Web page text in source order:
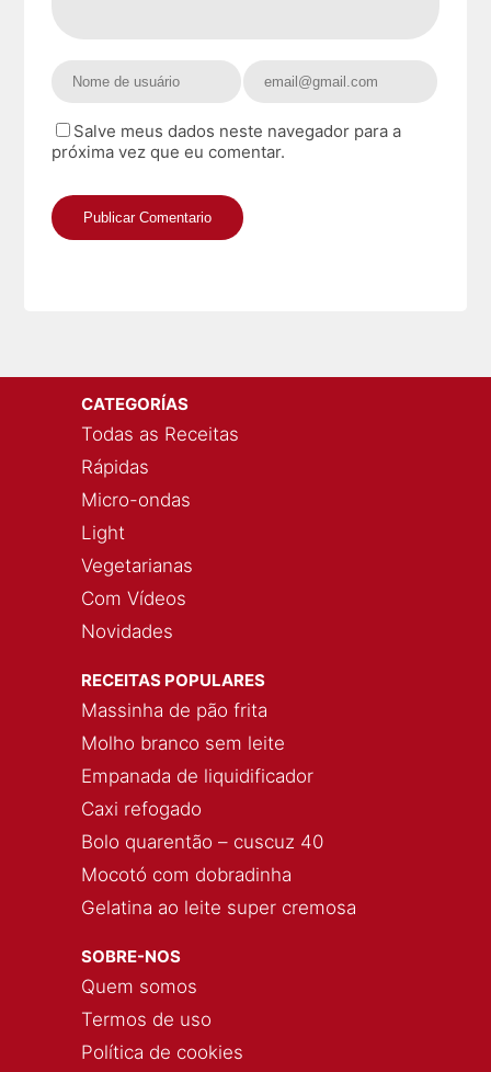
Salve meus dados neste navegador para a
próxima vez que eu comentar.
CATEGORÍAS
Todas as Receitas
Rápidas
Micro-ondas
Light
Vegetarianas
Com Vídeos
Novidades
RECEITAS POPULARES
Massinha de pão frita
Molho branco sem leite
Empanada de liquidificador
Caxi refogado
Bolo quarentão – cuscuz 40
Mocotó com dobradinha
Gelatina ao leite super cremosa
SOBRE-NOS
Quem somos
Termos de uso
Política de cookies